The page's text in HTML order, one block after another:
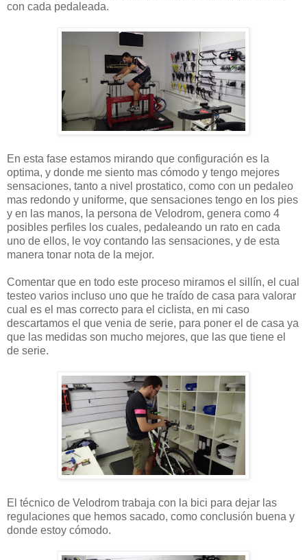
con cada pedaleada.
En esta fase estamos mirando que configuración es la
optima, y donde me siento mas cómodo y tengo mejores
sensaciones, tanto a nivel prostatico, como con un pedaleo
mas redondo y uniforme, que sensaciones tengo en los pies
y en las manos, la persona de Velodrom, genera como 4
posibles perfiles los cuales, pedaleando un rato en cada
uno de ellos, le voy contando las sensaciones, y de esta
manera tonar nota de la mejor.
Comentar que en todo este proceso miramos el sillín, el cual
testeo varios incluso uno que he traído de casa para valorar
cual es el mas correcto para el ciclista, en mi caso
descartamos el que venia de serie, para poner el de casa ya
que las medidas son mucho mejores, que las que tiene el
de serie.
El técnico de Velodrom trabaja con la bici para dejar las
regulaciones que hemos sacado, como conclusión buena y
donde estoy cómodo.